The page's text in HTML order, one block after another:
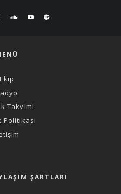
Ekip
Takvimi
Politikası
ŞARTLARI